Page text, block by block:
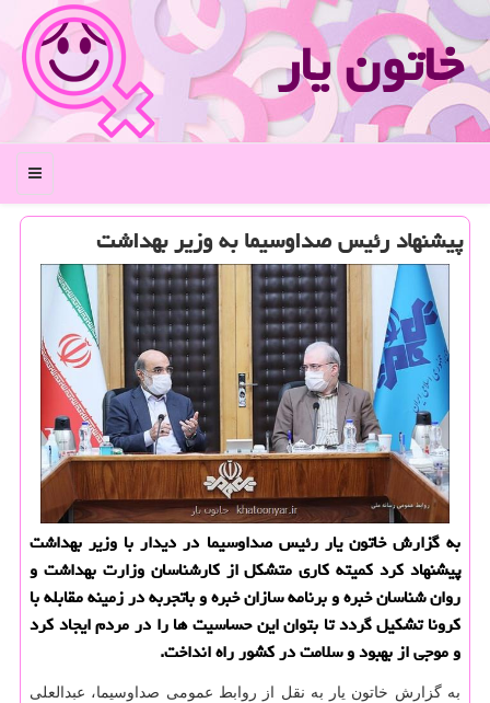
خاتون یار
منو
پیشنهاد رئیس صداوسیما به وزیر بهداشت
به گزارش خاتون یار رئیس صداوسیما در دیدار با وزیر بهداشت
پیشنهاد كرد كمیته كاری متشكل از كارشناسان وزارت بهداشت و
روان شناسان خبره و برنامه سازان خبره و باتجربه در زمینه مقابله با
كرونا تشكیل گردد تا بتوان این حساسیت ها را در مردم ایجاد كرد
و موجی از بهبود و سلامت در كشور راه انداخت.
به گزارش خاتون یار به نقل از روابط عمومی صداوسیما، عبدالعلی